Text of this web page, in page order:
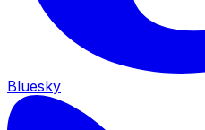
Bluesky